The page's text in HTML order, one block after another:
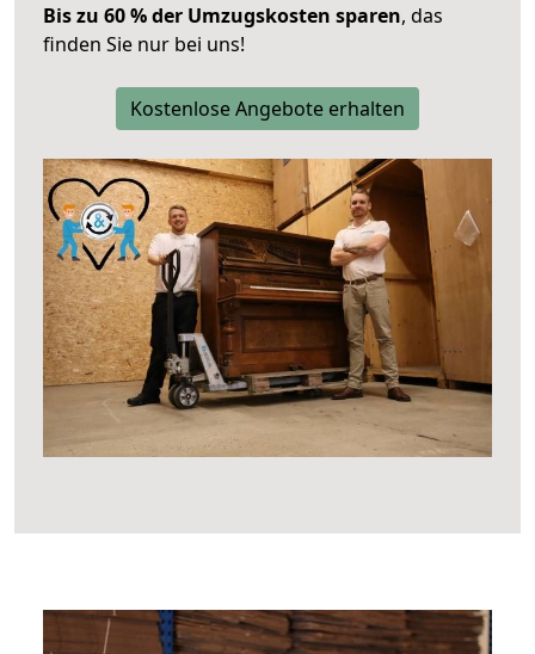
Bis zu 60 % der Umzugskosten sparen, das
finden Sie nur bei uns!
Kostenlose Angebote erhalten